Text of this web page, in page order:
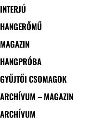
INTERJÚ
HANGERŐMŰ
MAGAZIN
HANGPRÓBA
GYŰJTŐI CSOMAGOK
ARCHÍVUM – MAGAZIN
ARCHÍVUM